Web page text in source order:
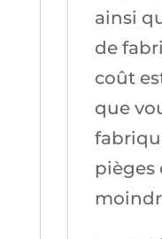
ainsi
de
coût
que
pièges